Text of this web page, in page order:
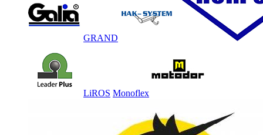
GRAND
LiROS Monoflex